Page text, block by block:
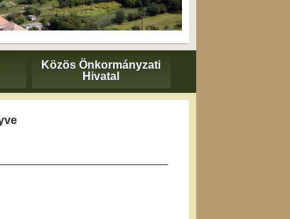
Közös Önkormányzati
Hivatal